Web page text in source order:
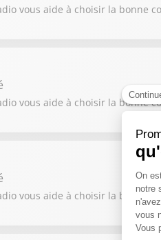
vous aide à choisir la bonne
vous aide à choisir la bonne
vous aide à choisir la bonne